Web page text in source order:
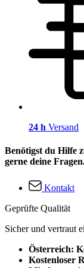
24 h Versand
Benötigst du Hilfe
gerne deine
Kontakt
Geprüfte Qualität
Sicher und vertraut
Österreich:
Kostenloser